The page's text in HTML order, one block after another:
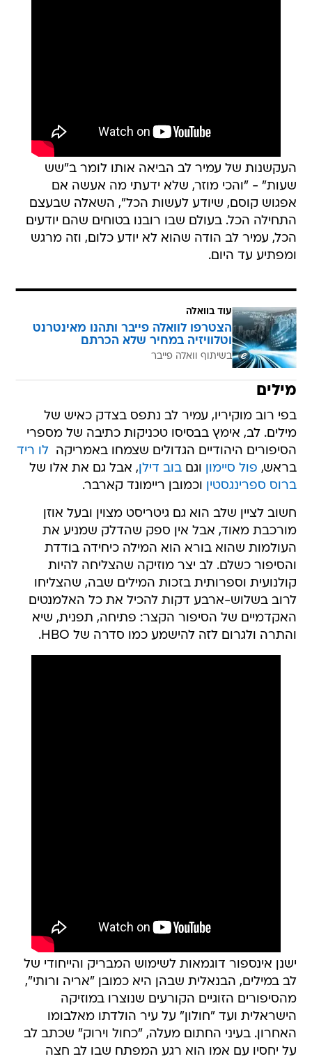
העקשנות של עמיר לב הביאה אותו לומר ב"שש
שעות" - "והכי מוזר, שלא ידעתי מה אעשה אם
אפגוש קוסם, שיודע לעשות הכל", השאלה שבעצם
התחילה הכל. בעולם שבו רובנו בטוחים שהם יודעים
הכל, עמיר לב הודה שהוא לא יודע כלום, וזה מרגש
ומפתיע עד היום.
עוד בוואלה
הצטרפו לוואלה פייבר ותהנו מאינטרנט
וטלוויזיה במחיר שלא הכרתם
בשיתוף וואלה פייבר
מילים
בפי רוב מוקיריו, עמיר לב נתפס בצדק כאיש של
מילים. לב, אימץ בבסיסו טכניקות כתיבה של מספרי
הסיפורים היהודיים הגדולים שצמחו באמריקה לו ריד
בראש, פול סיימון וגםבוב דילן, אבל גם את אלו של
ברוס ספרינגסטין וכמובן ריימונד קארבר.
חשוב לציין שלב הוא גם גיטריסט מצוין ובעל אוזן
מורכבת מאוד, אבל אין ספק שהדלק שמניע את
העולמות שהוא בורא הוא המילה כיחידה בודדת
והסיפור כשלם. לב יצר מוזיקה שהצליחה להיות
קולנועית וספרותית בזכות המילים שבה, שהצליחו
לרוב בשלוש-ארבע דקות להכיל את כל האלמנטים
האקדמיים של הסיפור הקצר: פתיחה, תפנית, שיא
והתרה ולגרום לזה להישמע כמו סדרה של HBO.
ישנן אינספור דוגמאות לשימוש המבריק והייחודי של
לב במילים, הבנאלית שבהן היא כמובן "אריה ורותי",
מהסיפורים הזוגיים הקורעים שנוצרו במוזיקה
הישראלית ועד "חולון" על עיר הולדתו מאלבומו
האחרון. בעיני החתום מעלה, "כחול וירוק" שכתב לב
על יחסיו עם אמו הוא רגע המפתח שבו לב חצה